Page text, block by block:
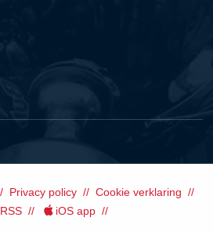
Privacy policy
Cookie verklaring
RSS
iOS app